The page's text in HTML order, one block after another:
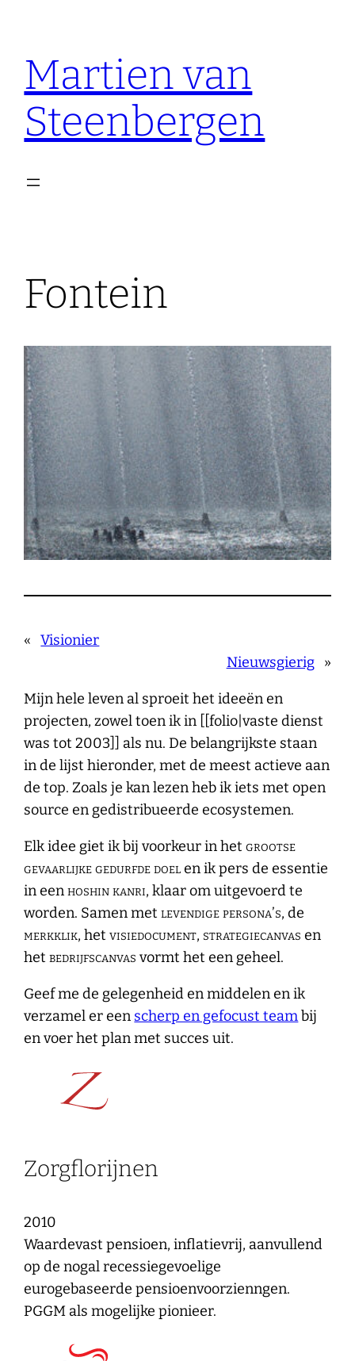
inhoud
Martien van
Steenbergen
Fontein
«
Visionier
Nieuwsgierig
»
Mijn hele leven al sproeit het ideeën en
projecten, zowel toen ik in [[folio|vaste dienst
was tot 2003]] als nu. De belangrijkste staan
in de lijst hieronder, met de meest actieve aan
de top. Zoals je kan lezen heb ik iets met open
source en gedistribueerde ecosystemen.
Elk idee giet ik bij voorkeur in hetgrootse
gevaarlijke gedurfde doelen ik pers de essentie
in eenhoshin kanri, klaar om uitgevoerd te
worden. Samen metlevendige persona’s, de
merkklik, hetvisiedocument, strategiecanvas en
hetbedrijfscanvas vormt het een geheel.
Geef me de gelegenheid en middelen en ik
verzamel er een scherp en gefocust teambij
en voer het plan met succes uit.
Zorgflorijnen
2010
Waardevast pensioen, inflatievrij, aanvullend
op de nogal recessiegevoelige
eurogebaseerde pensioenvoorzienngen.
PGGM als mogelijke pionieer.